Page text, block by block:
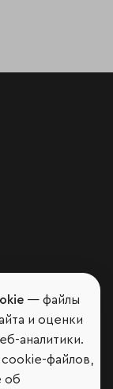
— файлы
и оценки
аналитики.
файлов,
об